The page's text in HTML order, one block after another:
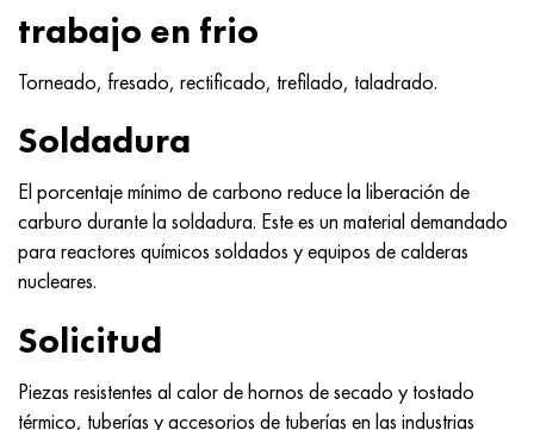
trabajo en frio
Torneado, fresado, rectificado, trefilado, taladrado.
Soldadura
El porcentaje mínimo de carbono reduce la liberación de
carburo durante la soldadura. Este es un material demandado
para reactores químicos soldados y equipos de calderas
nucleares.
Solicitud
Piezas resistentes al calor de hornos de secado y tostado
térmico, tuberías y accesorios de tuberías en las industrias
udimet 720